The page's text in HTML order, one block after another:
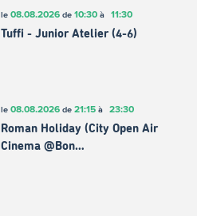
le 08.08.2026de 10:30à 11:30
Tuffi - Junior Atelier (4-6)
le 08.08.2026de 21:15à 23:30
Roman Holiday (City Open Air
Cinema @Bon…